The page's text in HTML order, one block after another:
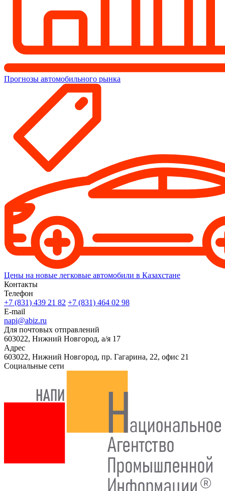
Прогнозы автомобильного рынка
Цены на новые легковые автомобили в Казахстане
Контакты
Телефон
+7 (831) 439 21 82 +7 (831) 464 02 98
E-mail
napi@abiz.ru
Для почтовых отправлений
603022, Нижний Новгород, а/я 17
Адрес
603022, Нижний Новгород, пр. Гагарина, 22, офис 21
Социальные сети